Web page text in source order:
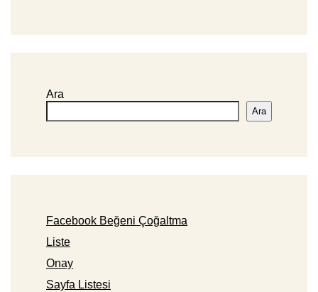
Ara
Ara
Facebook Beğeni Çoğaltma
Liste
Onay
Sayfa Listesi